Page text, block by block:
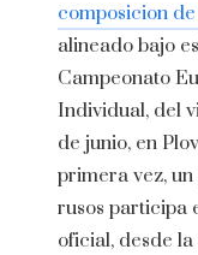
composicion
alineado bajo
Campeonato
Individual, del
de junio, en
primera vez,
rusos participa
oficial, desde